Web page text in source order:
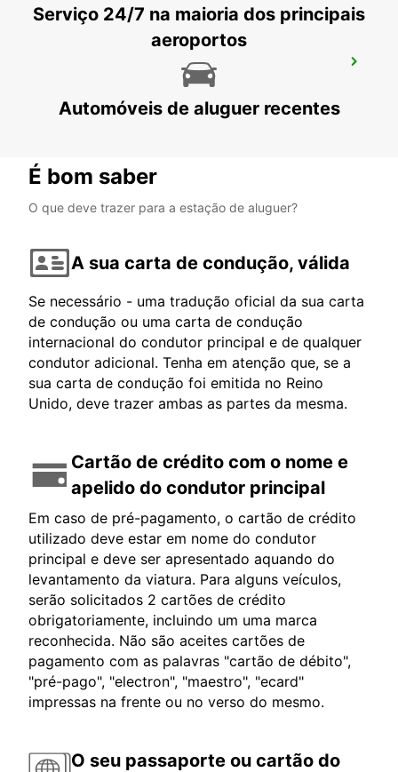
AEROPORTO DE NEWQUAY
NEWQUAY - UNITED KINGDOM
Serviço 24/7 na maioria dos principais
aeroportos
Automóveis de aluguer recentes
É bom saber
O que deve trazer para a estação de aluguer?
A sua carta de condução, válida
Se necessário - uma tradução oficial da sua carta
de condução ou uma carta de condução
internacional do condutor principal e de qualquer
condutor adicional. Tenha em atenção que, se a
sua carta de condução foi emitida no Reino
Unido, deve trazer ambas as partes da mesma.
Cartão de crédito com o nome e
apelido do condutor principal
Em caso de pré-pagamento, o cartão de crédito
utilizado deve estar em nome do condutor
principal e deve ser apresentado aquando do
levantamento da viatura. Para alguns veículos,
serão solicitados 2 cartões de crédito
obrigatoriamente, incluindo um uma marca
reconhecida. Não são aceites cartões de
pagamento com as palavras "cartão de débito",
"pré-pago", "electron", "maestro", "ecard"
impressas na frente ou no verso do mesmo.
O seu passaporte ou cartão do